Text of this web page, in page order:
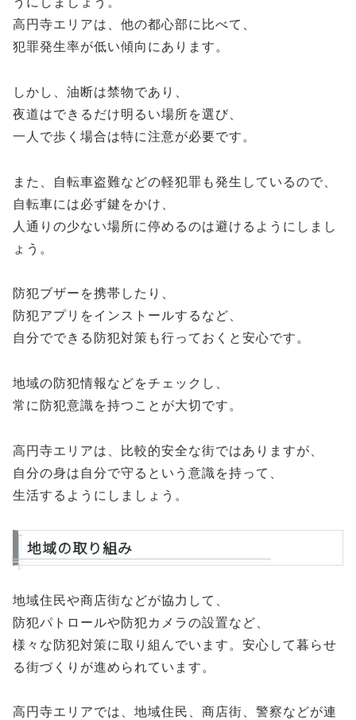
高円寺エリアは、他の都心部に比べて、
犯罪発生率が低い傾向にあります。
しかし、油断は禁物であり、
夜道はできるだけ明るい場所を選び、
一人で歩く場合は特に注意が必要です。
また、自転車盗難などの軽犯罪も発生しているので、
自転車には必ず鍵をかけ、
人通りの少ない場所に停めるのは避けるようにしまし
ょう。
防犯ブザーを携帯したり、
防犯アプリをインストールするなど、
自分でできる防犯対策も行っておくと安心です。
地域の防犯情報などをチェックし、
常に防犯意識を持つことが大切です。
高円寺エリアは、比較的安全な街ではありますが、
自分の身は自分で守るという意識を持って、
生活するようにしましょう。
地域の取り組み
地域住民や商店街などが協力して、
防犯パトロールや防犯カメラの設置など、
様々な防犯対策に取り組んでいます。安心して暮らせ
る街づくりが進められています。
高円寺エリアでは、地域住民、商店街、警察などが連